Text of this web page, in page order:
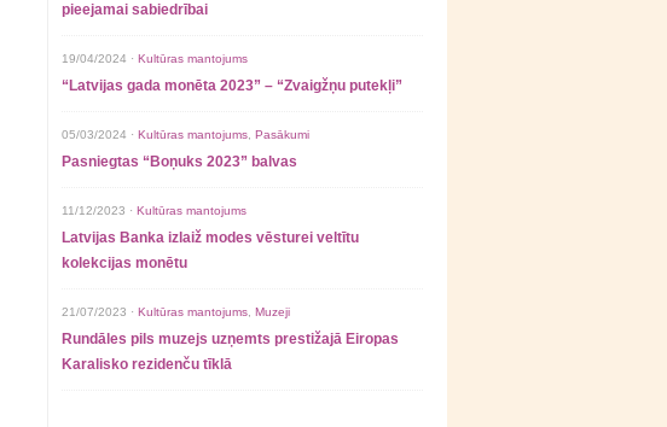
pieejamai sabiedrībai
19/04/2024 · Kultūras mantojums
“Latvijas gada monēta 2023” – “Zvaigžņu putekļi”
05/03/2024 · Kultūras mantojums Pasākumi
Pasniegtas “Boņuks 2023” balvas
11/12/2023 · Kultūras mantojums
Latvijas Banka izlaiž modes vēsturei veltītu
kolekcijas monētu
21/07/2023 · Kultūras mantojums Muzeji
Rundāles pils muzejs uzņemts prestižajā Eiropas
Karalisko rezidenču tīklā